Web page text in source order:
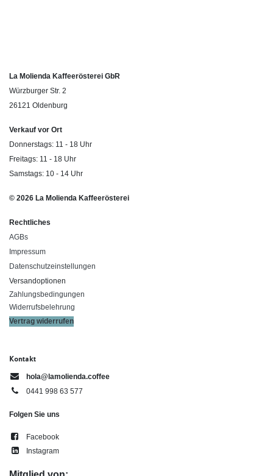
La Molienda Kaffeerösterei GbR
Würzburger Str. 2
26121 Oldenburg
Verkauf vor Ort
Donnerstags: 11 - 18 Uhr
Freitags: 11 - 18 Uhr
Samstags: 10 - 14 Uhr
© 2026 La Molienda Kaffeerösterei
Rechtliches
AGBs
Impressum
Datenschutzeinstellungen
Versandoptionen
Zahlungsbedingungen
Widerrufsbelehrung
Vertrag widerrufen
Kontakt
hola@lamolienda.coffee
0441 998 63 577
Folgen Sie uns
Facebook
Instagram